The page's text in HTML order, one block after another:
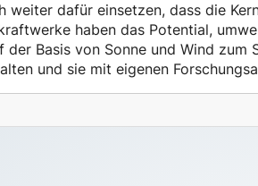
weiter dafür einsetzen, dass die
haben das Potential,
der Basis von Sonne und Wind
und sie mit eigenen